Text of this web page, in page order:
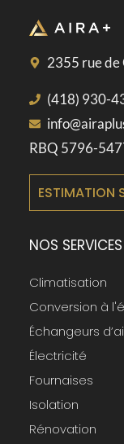
2355 rue de
(418) 930-
RBQ 5796-
ESTIMATION
NOS SERVICES
Climatisation
Conversion à
Échangeurs
Électricité
Fournaises
Isolation
Rénovation